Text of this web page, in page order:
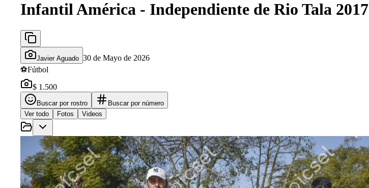
Infantil América - Independiente de Rio Tala 2017
Javier Aguado 30 de Mayo de 2026
⚽Fútbol
$ 1.500
Buscar por rostro
Buscar por número
Ver todo
Fotos Videos